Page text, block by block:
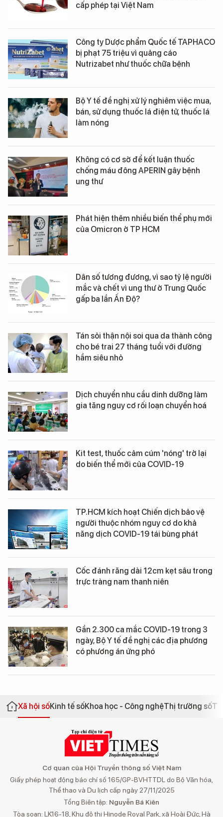
cấp phép tại Việt Nam
Công ty Dược phẩm Quốc tế TAPHACO
bị phạt 75 triệu vì quảng cáo
Nutrizabet như thuốc chữa bệnh
Bộ Y tế đề nghị xử lý nghiêm việc mua,
bán, sử dụng thuốc lá điện tử, thuốc lá
làm nóng
Không có cơ sở để kết luận thuốc
chống máu đông APERIN gây bệnh
ung thư
Phát hiện thêm nhiều biến thể phụ mới
của Omicron ở TP HCM
Dân số tương đương, vì sao tỷ lệ người
mắc và chết vì ung thư ở Trung Quốc
gấp ba lần Ấn Độ?
Tán sỏi thận nội soi qua da thành công
cho bé trai 27 tháng tuổi với đường
hầm siêu nhỏ
Dịch chuyển nhu cầu dinh dưỡng làm
gia tăng nguy cơ rối loạn chuyển hoá
Kit test, thuốc cảm cúm 'nóng' trở lại
do biến thể mới của COVID-19
TP.HCM kích hoạt Chiến dịch bảo vệ
người thuộc nhóm nguy cơ do khả
năng dịch COVID-19 tái bùng phát
Cốc đánh răng dài 12cm kẹt sâu trong
trực tràng nam thanh niên
Gần 2.300 ca mắc COVID-19 trong 3
ngày, Bộ Y tế đề nghị các địa phương
có phương án ứng phó
Xã hội sốKinh tế sốKhoa học - Công nghệThị trường số
Cơ quan của Hội Truyền thông số Việt Nam
Giấy phép hoạt động báo chí số 165/GP-BVHTTDL do Bộ Văn hóa,
Thể thao và Du lịch cấp ngày 27/11/2025
Tổng Biên tập: Nguyễn Bá Kiên
Tòa soạn: LK16-18, Khu đô thị Hinode Royal Park, xã Hoài Đức, Hà